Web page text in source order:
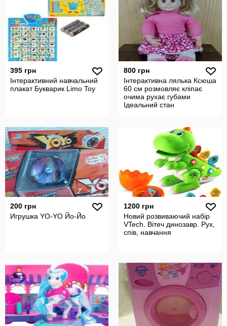
395 грн
Інтерактивний навчальний
плакат Букварик Limo Toy
800 грн
Інтерактивна лялька Ксюша
60 см розмовляє кліпає
очима рухає губами
Ідеальний стан
200 грн
Игрушка YO-YO Йо-Йо
1200 грн
Новий розвиваючий набір
VTech. Вітеч динозавр. Рух,
спів, навчання